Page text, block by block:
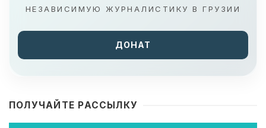
НЕЗАВИСИМУЮ ЖУРНАЛИСТИКУ В ГРУЗИИ
ДОНАТ
ПОЛУЧАЙТЕ РАССЫЛКУ